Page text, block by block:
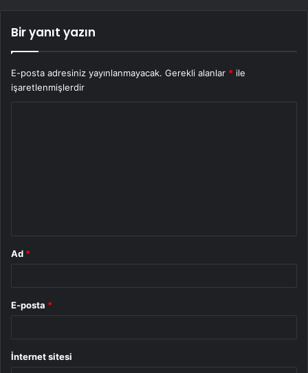
Bir yanıt yazın
E-posta adresiniz yayınlanmayacak. Gerekli alanlar * ile
işaretlenmişlerdir
Ad *
E-posta *
İnternet sitesi